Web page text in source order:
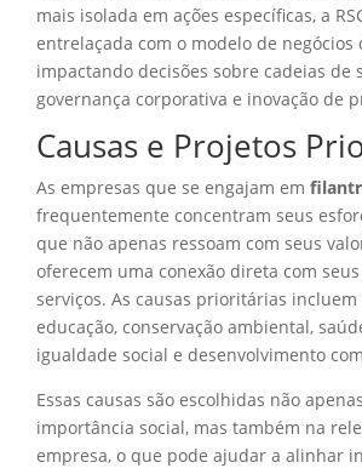
mais isolada em ações específicas, a
entrelaçada com o modelo de negócios
impactando decisões sobre cadeias de
governança corporativa e inovação de
Causas e Projetos
As empresas que se engajam em
frequentemente concentram seus
que não apenas ressoam com seus
oferecem uma conexão direta com
serviços. As causas prioritárias
educação, conservação ambiental,
igualdade social e desenvolvimento
Essas causas são escolhidas não
importância social, mas também na
empresa, o que pode ajudar a alinhar